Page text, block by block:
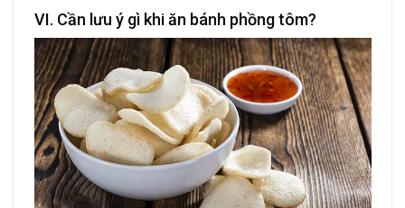
VI. Cần lưu ý gì khi ăn bánh phồng tôm?